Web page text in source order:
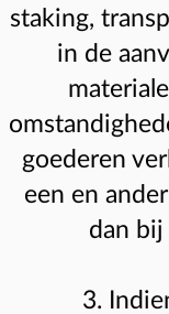
staking,
in de
goederen
een en
dan bij
3.